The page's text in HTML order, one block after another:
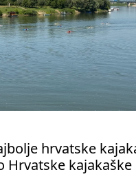
hrvatske
Hrvatske kajakaške